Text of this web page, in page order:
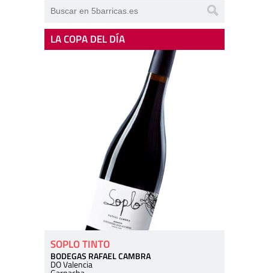
LA COPA DEL DÍA
SOPLO TINTO
BODEGAS RAFAEL CAMBRA
DO Valencia